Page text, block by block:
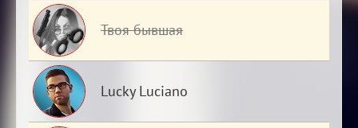
Твоя бывшая
Lucky Luciano